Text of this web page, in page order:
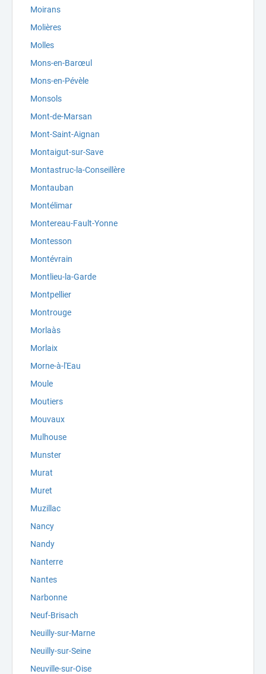
Moirans
Molières
Molles
Mons-en-Barœul
Mons-en-Pévèle
Monsols
Mont-de-Marsan
Mont-Saint-Aignan
Montaigut-sur-Save
Montastruc-la-Conseillère
Montauban
Montélimar
Montereau-Fault-Yonne
Montesson
Montévrain
Montlieu-la-Garde
Montpellier
Montrouge
Morlaàs
Morlaix
Morne-à-l'Eau
Moule
Moutiers
Mouvaux
Mulhouse
Munster
Murat
Muret
Muzillac
Nancy
Nandy
Nanterre
Nantes
Narbonne
Neuf-Brisach
Neuilly-sur-Marne
Neuilly-sur-Seine
Neuville-sur-Oise